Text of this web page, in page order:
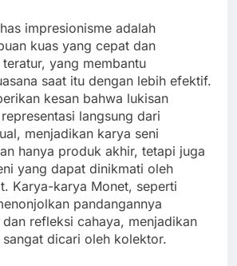
impresionisme adalah
kuas yang cepat dan
yang membantu
saat itu dengan lebih efektif.
kesan bahwa lukisan
langsung dari
menjadikan karya seni
hanya produk akhir, tetapi juga
yang dapat dinikmati oleh
Karya-karya Monet, seperti
pandangannya
refleksi cahaya, menjadikan
dicari oleh kolektor.